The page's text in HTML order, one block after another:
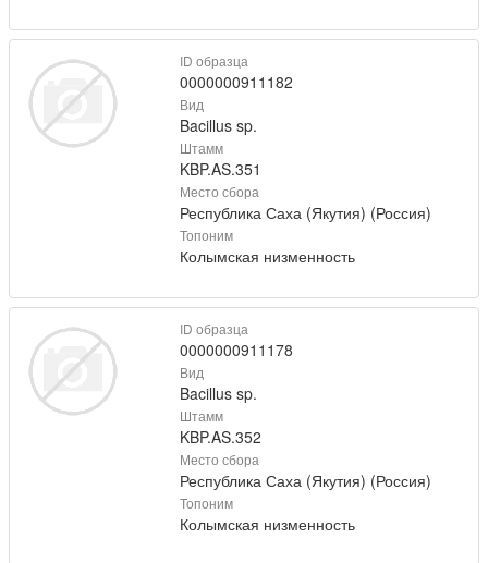
ID образца
0000000911182
Вид
Bacillus sp.
Штамм
KBP.AS.351
Место сбора
Республика Саха (Якутия) (Россия)
Топоним
Колымская низменность
ID образца
0000000911178
Вид
Bacillus sp.
Штамм
KBP.AS.352
Место сбора
Республика Саха (Якутия) (Россия)
Топоним
Колымская низменность